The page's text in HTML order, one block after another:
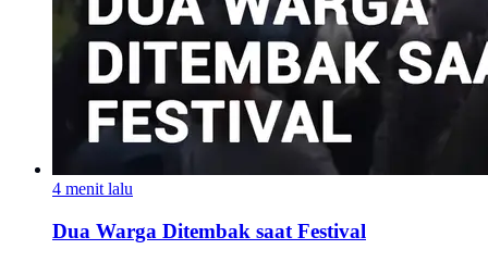
4 menit lalu
Dua Warga Ditembak saat Festival